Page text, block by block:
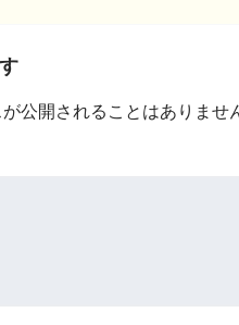
公開されることはありませ